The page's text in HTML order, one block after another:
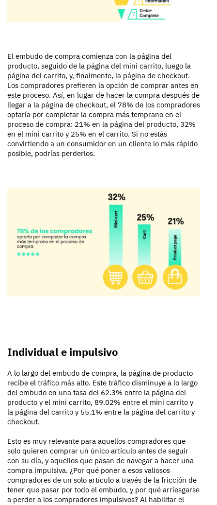
El embudo de compra comienza con la página del
producto, seguido de la página del mini carrito, luego la
página del carrito, y, finalmente, la página de checkout.
Los compradores prefieren la opción de comprar antes en
este proceso. Así, en lugar de hacer la compra después de
llegar a la página de checkout, el 78% de los compradores
optaría por completar la compra más temprano en el
proceso de compra: 21% en la página del producto, 32%
en el mini carrito y 25% en el carrito. Si no estás
convirtiendo a un consumidor en un cliente lo más rápido
posible, podrías perderlos.
Individual e impulsivo
A lo largo del embudo de compra, la página de producto
recibe el tráfico más alto. Este tráfico disminuye a lo largo
del embudo en una tasa del 62.3% entre la página del
producto y el mini carrito, 89.02% entre el mini carrito y
la página del carrito y 55.1% entre la página del carrito y
checkout.
Esto es muy relevante para aquellos compradores que
solo quieren comprar un único artículo antes de seguir
con su día, y aquellos que pasan de navegar a hacer una
compra impulsiva. ¿Por qué poner a esos valiosos
compradores de un solo artículo a través de la fricción de
tener que pasar por todo el embudo, y por qué arriesgarse
a perder a los compradores impulsivos? Al habilitar el